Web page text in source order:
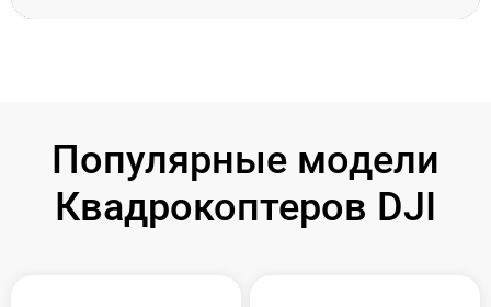
Популярные модели
Квадрокоптеров DJI